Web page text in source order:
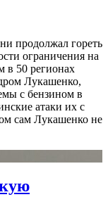
продолжал гореть
ограничения на
в 50 регионах
Лукашенко,
с бензином в
атаки их с
сам Лукашенко не